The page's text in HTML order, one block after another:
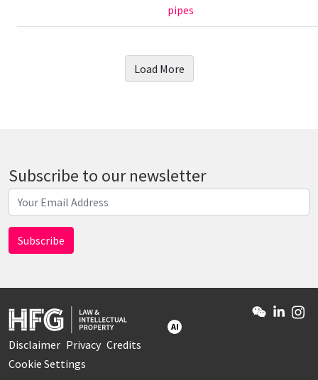
pipes
Load More
Subscribe to our newsletter
Disclaimer Privacy Credits
Cookie Settings
AI